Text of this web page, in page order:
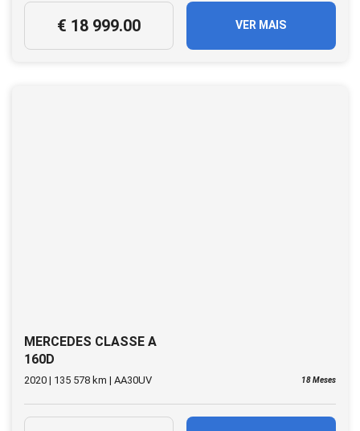
€ 18 999.00 VER MAIS
MERCEDES CLASSE A
160D
2020 | 135 578 km | AA30UV 18 Meses